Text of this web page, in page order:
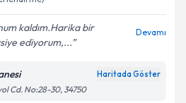
kaldım.Harika bir
ediyorum,...
Cd. No:28-30, 34750